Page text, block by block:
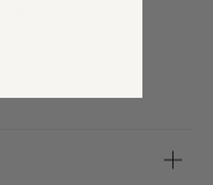
délicat.